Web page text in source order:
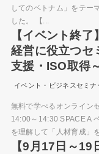
してのベトナム」をテー
した。 【...
【イベント終
経営に役立つセ
支援・ISO取得
イベント・ビジネスセミナ
無料で学べるオンライン
14:00～14:30 SPACE A
を理解して「人材育成」
【9月17日～